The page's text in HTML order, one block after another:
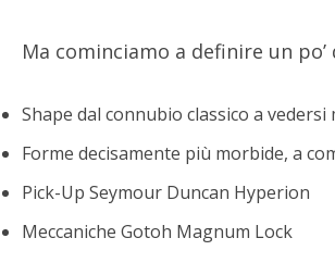
Ma cominciamo a definire un
Shape dal connubio classico a
Forme decisamente più morbide, a
Pick-Up Seymour Duncan Hyperion
Meccaniche Gotoh Magnum Lock